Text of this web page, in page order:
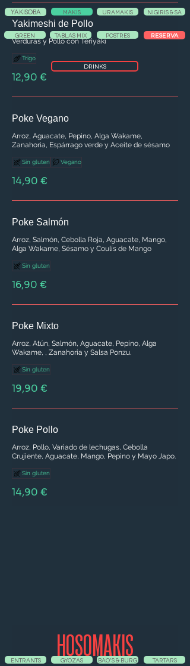
Yakimeshi de Pollo
Verduras y Pollo con Teriyaki
12,90 €
Trigo
Poke Vegano
Arroz, Aguacate, Pepino, Alga Wakame,
Zanahoria, Espárrago verde y Aceite de sésamo
14,90 €
Sin gluten Vegano
Poke Salmón
Arroz, Salmón, Cebolla Roja, Aguacate, Mango,
Alga Wakame, Sésamo y Coulís de Mango
16,90 €
Sin gluten
Poke Mixto
Arroz, Atún, Salmón, Aguacate, Pepino, Alga
Wakame, , Zanahoria y Salsa Ponzu.
19,90 €
Sin gluten
Poke Pollo
Arroz, Pollo, Variado de lechugas, Cebolla
Crujiente, Aguacate, Mango, Pepino y Mayo Japo.
14,90 €
Sin gluten
HOSOMAKIS
YAKISOBA MAKIS URAMAKIS NIGIRIS & SA
GREEN TABLAS MIX POSTRES RESERVA
DRINKS
ENTRANTS GYOZAS BAO'S & BURG TARTARS